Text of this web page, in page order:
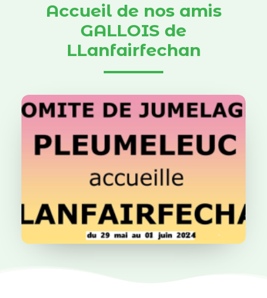
Accueil de nos amis
GALLOIS de
LLanfairfechan